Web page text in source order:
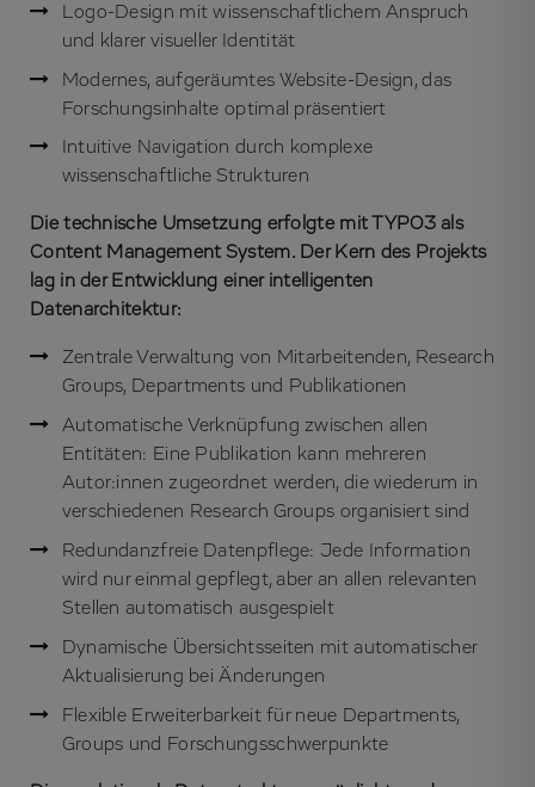
Logo-Design mit wissenschaftlichem Anspruch
und klarer visueller Identität
Modernes, aufgeräumtes Website-Design, das
Forschungsinhalte optimal präsentiert
Intuitive Navigation durch komplexe
wissenschaftliche Strukturen
Die technische Umsetzung erfolgte mit TYPO3 als
Content Management System. Der Kern des Projekts
lag in der Entwicklung einer intelligenten
Datenarchitektur:
Zentrale Verwaltung von Mitarbeitenden, Research
Groups, Departments und Publikationen
Automatische Verknüpfung zwischen allen
Entitäten: Eine Publikation kann mehreren
Autor:innen zugeordnet werden, die wiederum in
verschiedenen Research Groups organisiert sind
Redundanzfreie Datenpflege: Jede Information
wird nur einmal gepflegt, aber an allen relevanten
Stellen automatisch ausgespielt
Dynamische Übersichtsseiten mit automatischer
Aktualisierung bei Änderungen
Flexible Erweiterbarkeit für neue Departments,
Groups und Forschungsschwerpunkte